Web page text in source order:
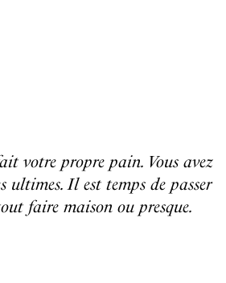
votre propre pain. Vous avez
ultimes. Il est temps de passer
faire maison ou presque.